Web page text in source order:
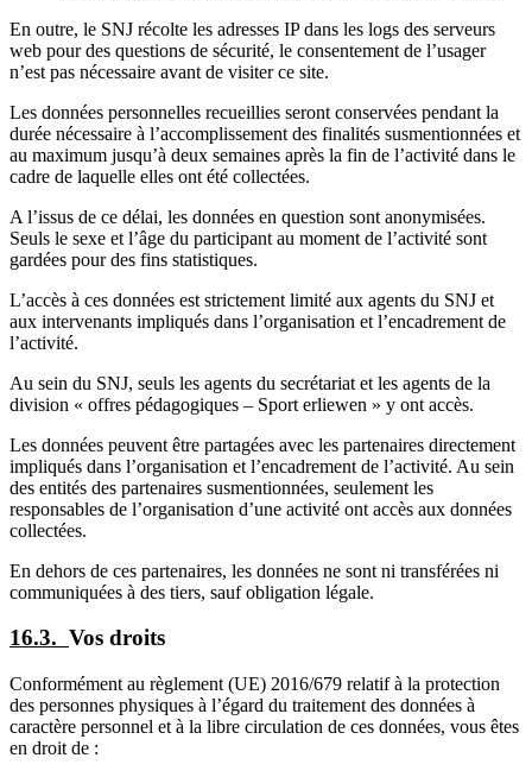
En outre, le SNJ récolte les adresses IP dans les logs des serveurs
web pour des questions de sécurité, le consentement de l’usager
n’est pas nécessaire avant de visiter ce site.
Les données personnelles recueillies seront conservées pendant la
durée nécessaire à l’accomplissement des finalités susmentionnées et
au maximum jusqu’à deux semaines après la fin de l’activité dans le
cadre de laquelle elles ont été collectées.
A l’issus de ce délai, les données en question sont anonymisées.
Seuls le sexe et l’âge du participant au moment de l’activité sont
gardées pour des fins statistiques.
L’accès à ces données est strictement limité aux agents du SNJ et
aux intervenants impliqués dans l’organisation et l’encadrement de
l’activité.
Au sein du SNJ, seuls les agents du secrétariat et les agents de la
division « offres pédagogiques – Sport erliewen » y ont accès.
Les données peuvent être partagées avec les partenaires directement
impliqués dans l’organisation et l’encadrement de l’activité. Au sein
des entités des partenaires susmentionnées, seulement les
responsables de l’organisation d’une activité ont accès aux données
collectées.
En dehors de ces partenaires, les données ne sont ni transférées ni
communiquées à des tiers, sauf obligation légale.
16.3. Vos droits
Conformément au règlement (UE) 2016/679 relatif à la protection
des personnes physiques à l’égard du traitement des données à
caractère personnel et à la libre circulation de ces données, vous êtes
en droit de :